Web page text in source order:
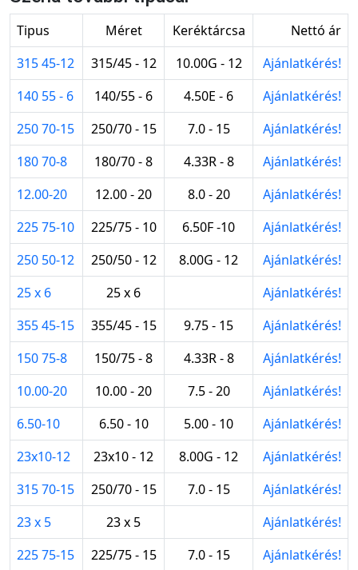
Tipus Méret Keréktárcsa
Nettó ár
315 45-12
315/45 - 12 10.00G - 12
Ajánlatkérés!
140 55 - 6
140/55 - 6 4.50E - 6
Ajánlatkérés!
250 70-15
250/70 - 15 7.0 - 15
Ajánlatkérés!
180 70-8
180/70 - 8 4.33R - 8
Ajánlatkérés!
12.00-20
12.00 - 20 8.0 - 20
Ajánlatkérés!
225 75-10
225/75 - 10 6.50F -10
Ajánlatkérés!
250 50-12
250/50 - 12 8.00G - 12
Ajánlatkérés!
25 x 6
25 x 6
Ajánlatkérés!
355 45-15
355/45 - 15 9.75 - 15
Ajánlatkérés!
150 75-8
150/75 - 8 4.33R - 8
Ajánlatkérés!
10.00-20
10.00 - 20 7.5 - 20
Ajánlatkérés!
6.50-10
6.50 - 10 5.00 - 10
Ajánlatkérés!
23x10-12
23x10 - 12 8.00G - 12
Ajánlatkérés!
315 70-15
250/70 - 15 7.0 - 15
Ajánlatkérés!
23 x 5
23 x 5
Ajánlatkérés!
225 75-15
225/75 - 15 7.0 - 15
Ajánlatkérés!